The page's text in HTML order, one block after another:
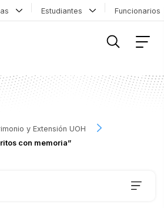
Estudiantes
y Extensión UOH
con memoria”